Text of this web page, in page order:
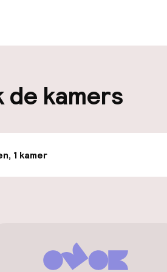
Fietsverhuur
de kamers
1 kamer